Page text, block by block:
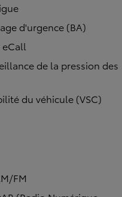
d'urgence (BA)
de la pression des
du véhicule (VSC)
FM